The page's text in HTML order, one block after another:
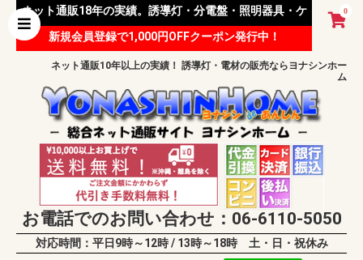
0
ネット通販18年の実績。誘導灯・分電盤・照明器具・ケ
ーブル等 様々な資材を取り扱っています。
新規会員登録で1,000円OFFクーポン発行中！
ネット通販10年以上の実績！ 誘導灯・電材の販売ならヨナシンホー
ム
お電話でのお問い合わせ：06-6110-5050
対応時間：平日9時～12時 / 13時～18時 土・日・祝休み